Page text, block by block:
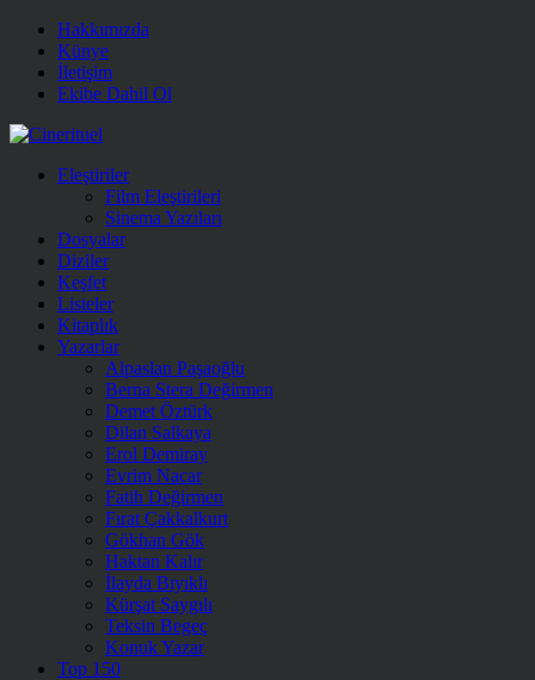
Hakkımızda
Künye
İletişim
Ekibe Dahil Ol
Eleştiriler
Film Eleştirileri
Sinema Yazıları
Dosyalar
Diziler
Keşfet
Listeler
Kitaplık
Yazarlar
Alpaslan Paşaoğlu
Berna Stera Değirmen
Demet Öztürk
Dilan Salkaya
Erol Demiray
Evrim Nacar
Fatih Değirmen
Fırat Çakkalkurt
Gökhan Gök
Haktan Kalır
İlayda Bıyıklı
Kürşat Saygılı
Teksin Begeç
Konuk Yazar
Top 150